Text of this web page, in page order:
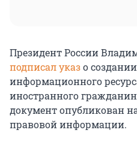
Президент России
подписал указо
информационного
иностранного
документ опубликован
правовой информации.